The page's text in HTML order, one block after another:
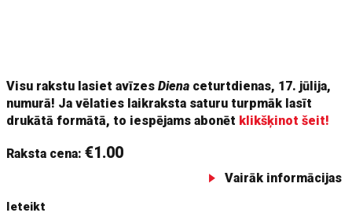
Visu rakstu lasiet avīzesDiena ceturtdienas, 17. jūlija,
numurā! Ja vēlaties laikraksta saturu turpmāk lasīt
drukātā formātā, to iespējams abonēt klikšķinot šeit!
Raksta cena:€1.00
Vairāk informācijas
Ieteikt